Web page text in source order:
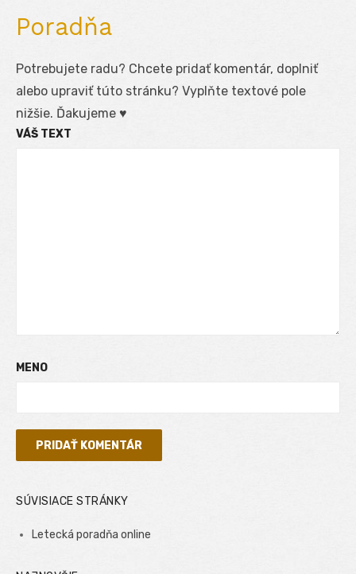
Poradňa
Potrebujete radu? Chcete pridať komentár, doplniť
alebo upraviť túto stránku? Vyplňte textové pole
nižšie. Ďakujeme ♥
VÁŠ TEXT
MENO
SÚVISIACE STRÁNKY
Letecká poradňa online